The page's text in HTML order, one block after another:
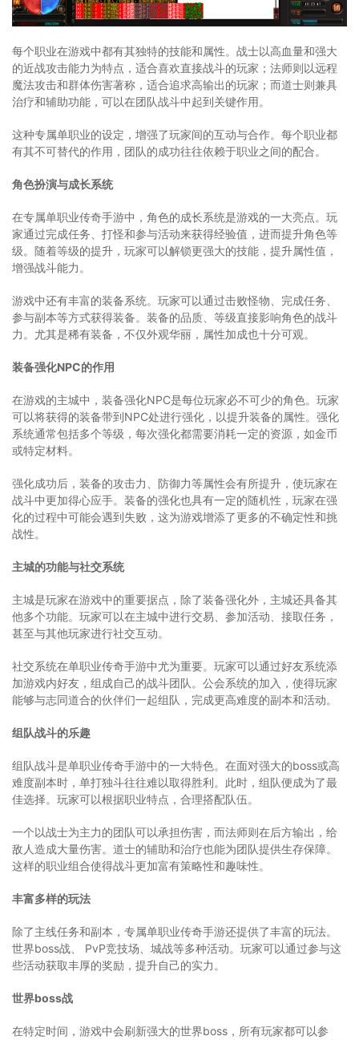
每个职业在游戏中都有其独特的技能和属性。战士以高血量和强大
的近战攻击能力为特点，适合喜欢直接战斗的玩家；法师则以远程
魔法攻击和群体伤害著称，适合追求高输出的玩家；而道士则兼具
治疗和辅助功能，可以在团队战斗中起到关键作用。
这种专属单职业的设定，增强了玩家间的互动与合作。每个职业都
有其不可替代的作用，团队的成功往往依赖于职业之间的配合。
角色扮演与成长系统
在专属单职业传奇手游中，角色的成长系统是游戏的一大亮点。玩
家通过完成任务、打怪和参与活动来获得经验值，进而提升角色等
级。随着等级的提升，玩家可以解锁更强大的技能，提升属性值，
增强战斗能力。
游戏中还有丰富的装备系统。玩家可以通过击败怪物、完成任务、
参与副本等方式获得装备。装备的品质、等级直接影响角色的战斗
力。尤其是稀有装备，不仅外观华丽，属性加成也十分可观。
装备强化NPC的作用
在游戏的主城中，装备强化NPC是每位玩家必不可少的角色。玩家
可以将获得的装备带到NPC处进行强化，以提升装备的属性。强化
系统通常包括多个等级，每次强化都需要消耗一定的资源，如金币
或特定材料。
强化成功后，装备的攻击力、防御力等属性会有所提升，使玩家在
战斗中更加得心应手。装备的强化也具有一定的随机性，玩家在强
化的过程中可能会遇到失败，这为游戏增添了更多的不确定性和挑
战性。
主城的功能与社交系统
主城是玩家在游戏中的重要据点，除了装备强化外，主城还具备其
他多个功能。玩家可以在主城中进行交易、参加活动、接取任务，
甚至与其他玩家进行社交互动。
社交系统在单职业传奇手游中尤为重要。玩家可以通过好友系统添
加游戏内好友，组成自己的战斗团队。公会系统的加入，使得玩家
能够与志同道合的伙伴们一起组队，完成更高难度的副本和活动。
组队战斗的乐趣
组队战斗是单职业传奇手游中的一大特色。在面对强大的boss或高
难度副本时，单打独斗往往难以取得胜利。此时，组队便成为了最
佳选择。玩家可以根据职业特点，合理搭配队伍。
一个以战士为主力的团队可以承担伤害，而法师则在后方输出，给
敌人造成大量伤害。道士的辅助和治疗也能为团队提供生存保障。
这样的职业组合使得战斗更加富有策略性和趣味性。
丰富多样的玩法
除了主线任务和副本，专属单职业传奇手游还提供了丰富的玩法。
世界boss战、 PvP竞技场、城战等多种活动。玩家可以通过参与这
些活动获取丰厚的奖励，提升自己的实力。
世界boss战
在特定时间，游戏中会刷新强大的世界boss，所有玩家都可以参